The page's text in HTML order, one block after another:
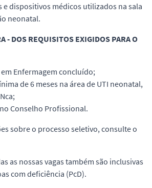
e dispositivos médicos utilizados na sala
neonatal.
- DOS REQUISITOS EXIGIDOS PARA O
Enfermagem concluído;
de 6 meses na área de UTI neonatal,
Conselho Profissional.
sobre o processo seletivo, consulte o
as nossas vagas também são inclusivas
com deficiência (PcD).